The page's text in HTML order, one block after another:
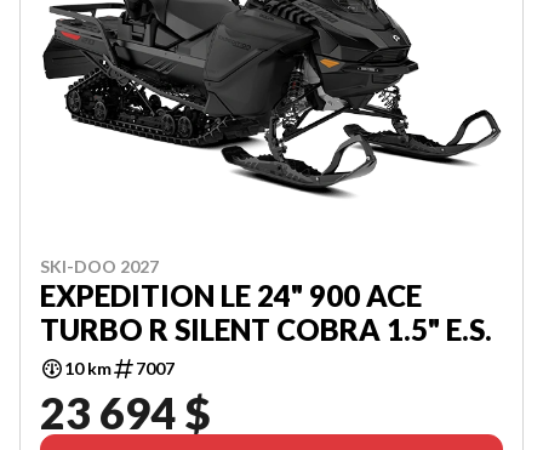
SKI-DOO 2027
EXPEDITION LE 24" 900 ACE
TURBO R SILENT COBRA 1.5" E.S.
10 km 7007
23 694 $